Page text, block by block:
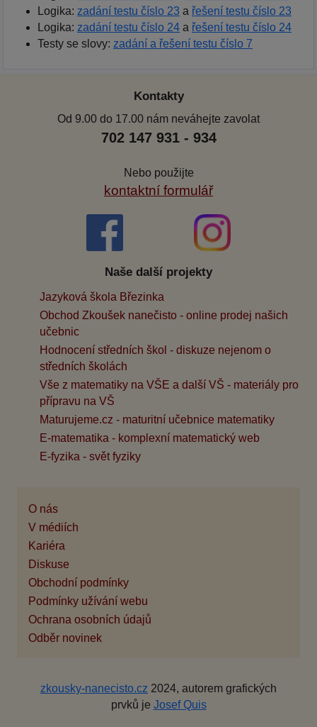
Logika: zadání testu číslo 23 a řešení testu číslo 23
Logika: zadání testu číslo 24 a řešení testu číslo 24
Testy se slovy: zadání a řešení testu číslo 7
Kontakty
Od 9.00 do 17.00 nám neváhejte zavolat
702 147 931 - 934
Nebo použijte
kontaktní formulář
Naše další projekty
Jazyková škola Březinka
Obchod Zkoušek nanečisto - online prodej našich
učebnic
Hodnocení středních škol - diskuze nejenom o
středních školách
Vše z matematiky na VŠE a další VŠ - materiály pro
přípravu na VŠ
Maturujeme.cz - maturitní učebnice matematiky
E-matematika - komplexní matematický web
E-fyzika - svět fyziky
O nás
V médiích
Kariéra
Diskuse
Obchodní podmínky
Podmínky užívání webu
Ochrana osobních údajů
Odběr novinek
zkousky-nanecisto.cz 2024, autorem grafických
prvků je Josef Quis